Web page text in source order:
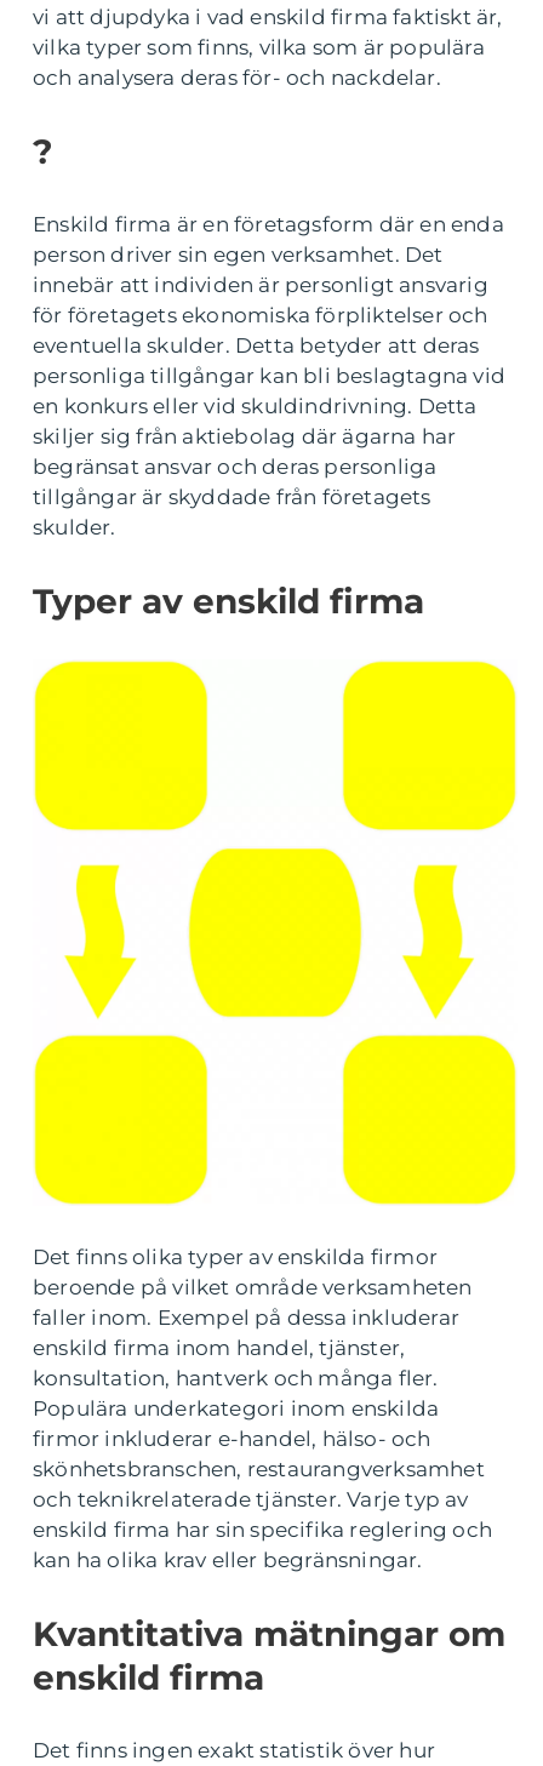
vi att djupdyka i vad enskild firma faktiskt är,
vilka typer som finns, vilka som är populära
och analysera deras för- och nackdelar.
?
Enskild firma är en företagsform där en enda
person driver sin egen verksamhet. Det
innebär att individen är personligt ansvarig
för företagets ekonomiska förpliktelser och
eventuella skulder. Detta betyder att deras
personliga tillgångar kan bli beslagtagna vid
en konkurs eller vid skuldindrivning. Detta
skiljer sig från aktiebolag där ägarna har
begränsat ansvar och deras personliga
tillgångar är skyddade från företagets
skulder.
Typer av enskild firma
Det finns olika typer av enskilda firmor
beroende på vilket område verksamheten
faller inom. Exempel på dessa inkluderar
enskild firma inom handel, tjänster,
konsultation, hantverk och många fler.
Populära underkategori inom enskilda
firmor inkluderar e-handel, hälso- och
skönhetsbranschen, restaurangverksamhet
och teknikrelaterade tjänster. Varje typ av
enskild firma har sin specifika reglering och
kan ha olika krav eller begränsningar.
Kvantitativa mätningar om
enskild firma
Det finns ingen exakt statistik över hur